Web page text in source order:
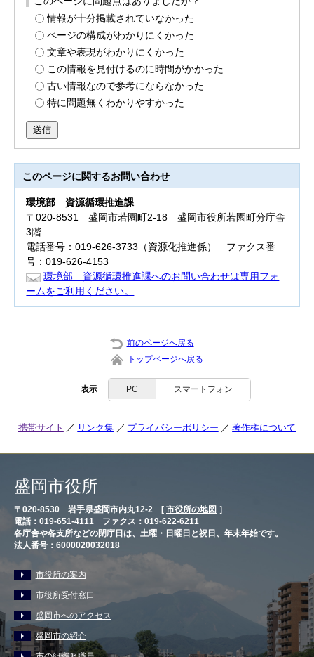
情報が十分掲載されていなかった
ページの構成がわかりにくかった
文章や表現がわかりにくかった
この情報を見付けるのに時間がかかった
古い情報なので参考にならなかった
特に問題無くわかりやすかった
送信
このページに関するお問い合わせ
環境部 資源循環推進課
〒020-8531 盛岡市若園町2-18 盛岡市役所若園町分庁舎
3階
電話番号：019-626-3733（資源化推進係） ファクス番
号：019-626-4153
環境部 資源循環推進課へのお問い合わせは専用フォ
ームをご利用ください。
前のページへ戻る
トップページへ戻る
表示 PC スマートフォン
携帯サイト リンク集 プライバシーポリシー 著作権について
盛岡市役所
〒020-8530 岩手県盛岡市内丸12-2 [ 市役所の地図 ］
電話：019-651-4111 ファクス：019-622-6211
各庁舎や各支所などの閉庁日は、土曜・日曜日と祝日、年末年始です。
法人番号：6000020032018
市役所の案内
市役所受付窓口
盛岡市へのアクセス
盛岡市の紹介